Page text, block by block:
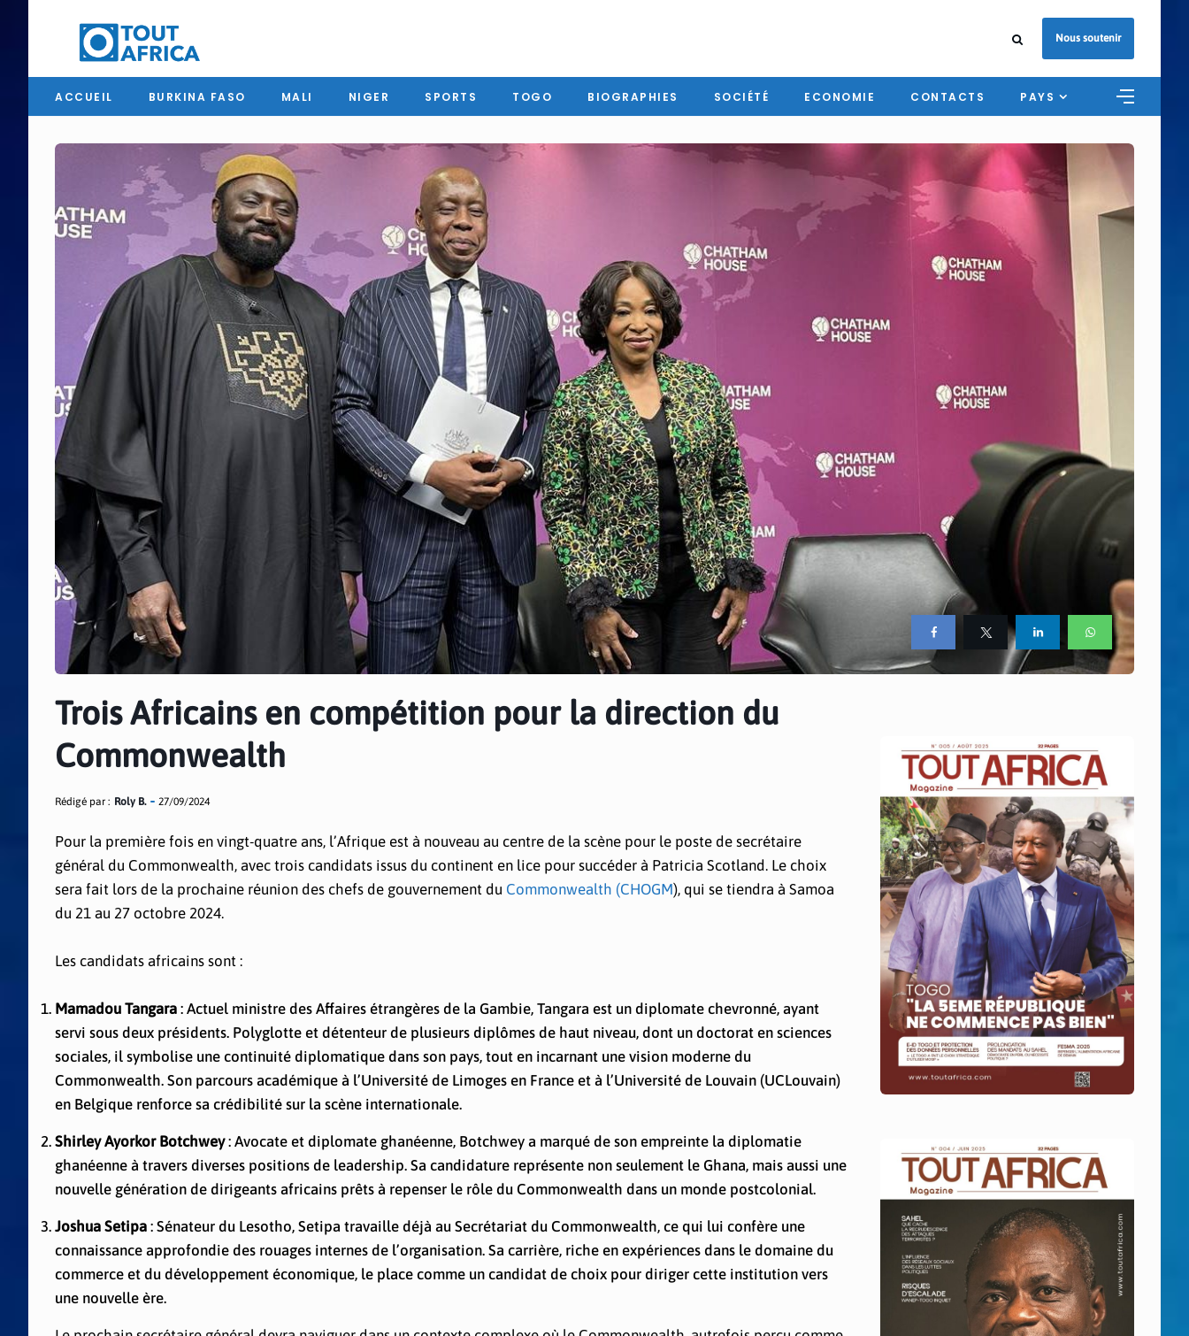
Nous soutenir
ACCUEIL BURKINA FASO MALI NIGER SPORTS TOGO BIOGRAPHIES SOCIÉTÉ ECONOMIE CONTACTS PAYS
Trois Africains en compétition pour la direction du
Commonwealth
Rédigé par : Roly B. 27/09/2024
Pour la première fois en vingt-quatre ans, l’Afrique est à nouveau au centre de la scène pour le poste de secrétaire
général du Commonwealth, avec trois candidats issus du continent en lice pour succéder à Patricia Scotland. Le choix
sera fait lors de la prochaine réunion des chefs de gouvernement du Commonwealth (CHOGM), qui se tiendra à Samoa
du 21 au 27 octobre 2024.
Les candidats africains sont :
Mamadou Tangara : Actuel ministre des Affaires étrangères de la Gambie, Tangara est un diplomate chevronné, ayant
servi sous deux présidents. Polyglotte et détenteur de plusieurs diplômes de haut niveau, dont un doctorat en sciences
sociales, il symbolise une continuité diplomatique dans son pays, tout en incarnant une vision moderne du
Commonwealth. Son parcours académique à l’Université de Limoges en France et à l’Université de Louvain (UCLouvain)
en Belgique renforce sa crédibilité sur la scène internationale.
Shirley Ayorkor Botchwey: Avocate et diplomate ghanéenne, Botchwey a marqué de son empreinte la diplomatie
ghanéenne à travers diverses positions de leadership. Sa candidature représente non seulement le Ghana, mais aussi une
nouvelle génération de dirigeants africains prêts à repenser le rôle du Commonwealth dans un monde postcolonial.
Joshua Setipa : Sénateur du Lesotho, Setipa travaille déjà au Secrétariat du Commonwealth, ce qui lui confère une
connaissance approfondie des rouages internes de l’organisation. Sa carrière, riche en expériences dans le domaine du
commerce et du développement économique, le place comme un candidat de choix pour diriger cette institution vers
une nouvelle ère.